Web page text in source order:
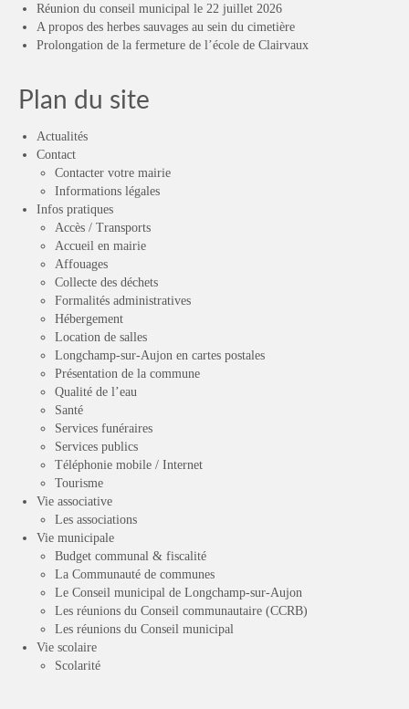
Réunion du conseil municipal le 22 juillet 2026
A propos des herbes sauvages au sein du cimetière
Prolongation de la fermeture de l’école de Clairvaux
Plan du site
Actualités
Contact
Contacter votre mairie
Informations légales
Infos pratiques
Accès / Transports
Accueil en mairie
Affouages
Collecte des déchets
Formalités administratives
Hébergement
Location de salles
Longchamp-sur-Aujon en cartes postales
Présentation de la commune
Qualité de l’eau
Santé
Services funéraires
Services publics
Téléphonie mobile / Internet
Tourisme
Vie associative
Les associations
Vie municipale
Budget communal & fiscalité
La Communauté de communes
Le Conseil municipal de Longchamp-sur-Aujon
Les réunions du Conseil communautaire (CCRB)
Les réunions du Conseil municipal
Vie scolaire
Scolarité